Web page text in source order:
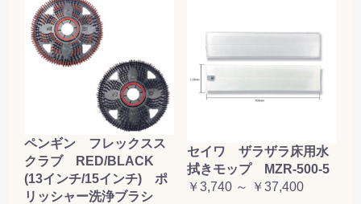
ペンギン フレックスス
クラブ RED/BLACK
(13インチ/15インチ) ポ
リッシャー洗浄ブラシ
セイワ ザラザラ床用水
拭きモップ MZR-500-5
￥3,740 ～ ￥37,400